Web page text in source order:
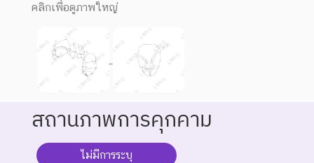
คลิกเพื่อดูภาพใหญ่
สถานภาพการคุกคาม
ไม่มีการระบุ